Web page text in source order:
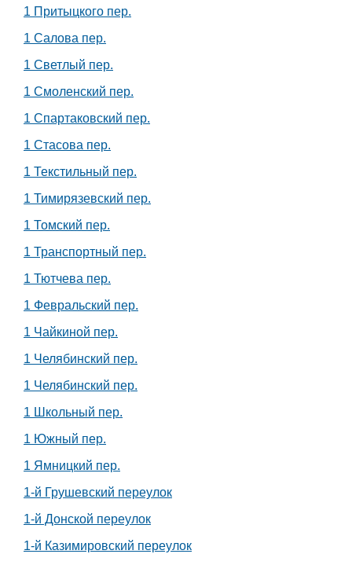
1 Притыцкого пер.
1 Салова пер.
1 Светлый пер.
1 Смоленский пер.
1 Спартаковский пер.
1 Стасова пер.
1 Текстильный пер.
1 Тимирязевский пер.
1 Томский пер.
1 Транспортный пер.
1 Тютчева пер.
1 Февральский пер.
1 Чайкиной пер.
1 Челябинский пер.
1 Челябинский пер.
1 Школьный пер.
1 Южный пер.
1 Ямницкий пер.
1-й Грушевский переулок
1-й Донской переулок
1-й Казимировский переулок